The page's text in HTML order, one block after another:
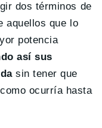
dos términos de
aquellos que lo
potencia
así sus
sin tener que
ocurría hasta